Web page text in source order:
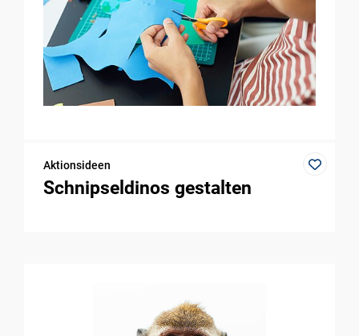
Aktionsideen
Schnipseldinos gestalten